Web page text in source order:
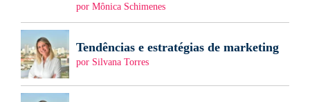
por Mônica Schimenes
Tendências e estratégias de marketing
por Silvana Torres